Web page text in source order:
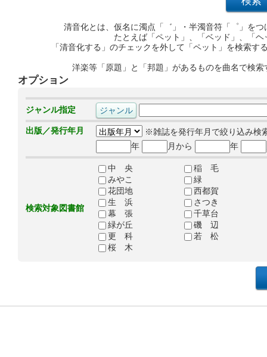
清音化とは、仮名に濁点「゛」・半濁音符「゜」を
たとえば「ペット」、「ベッド」、「
「清音化する」のチェックを外して「ペット」を検索
洋楽等「原題」と「邦題」があるものを曲名で検
オプション
ジャンル指定
出版／発行年月
※雑誌を発行年月で絞り込み検
年
月から 年
検索対象図書館
中 央
稲 毛
みやこ
緑
花団地
西都賀
生 浜
さつき
幕 張
千草台
緑が丘
磯 辺
更 科
若 松
桜 木